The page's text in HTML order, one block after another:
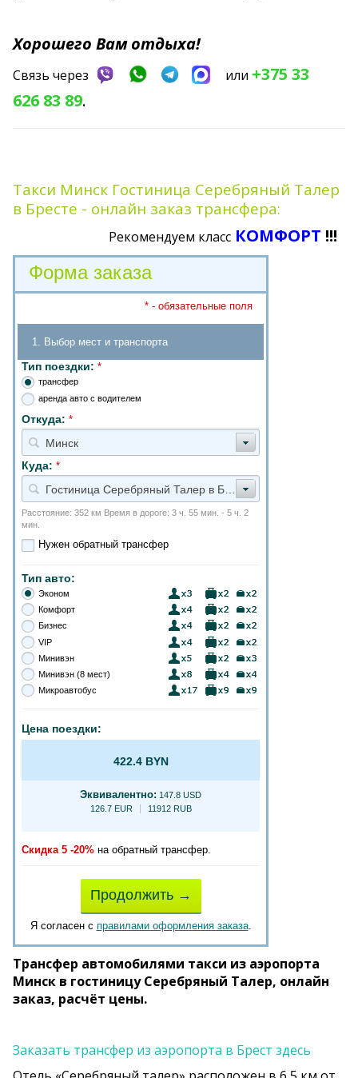
Хорошего Вам отдыха!
Связь через или +375 33
626 83 89.
Такси Минск Гостиница Серебряный Талер
в Бресте - онлайн заказ трансфера:
Рекомендуем класс КОМФОРТ !!!
Форма заказа
* - обязательные поля
1. Выбор мест и транспорта
Тип поездки: *
трансфер
аренда авто с водителем
Откуда: *
Минск
Куда: *
Гостиница Серебряный Талер в Бресте
Расстояние: 352 км Время в дороге: 3 ч. 55 мин. - 5 ч. 2
мин.
Нужен обратный трансфер
Тип авто:
Эконом
Комфорт
Бизнес
VIP
Минивэн
Минивэн (8 мест)
Микроавтобус
Цена поездки:
422.4 BYN
Эквивалентно: 147.8 USD
126.7 EUR
11912 RUB
Скидка 5 -20% на обратный трансфер.
Продолжить →
Я согласен с правилами оформления заказа.
Трансфер автомобилями такси из аэропорта
Минск в гостиницу Серебряный Талер, онлайн
заказ, расчёт цены.
Заказать трансфер из аэропорта в Брест здесь